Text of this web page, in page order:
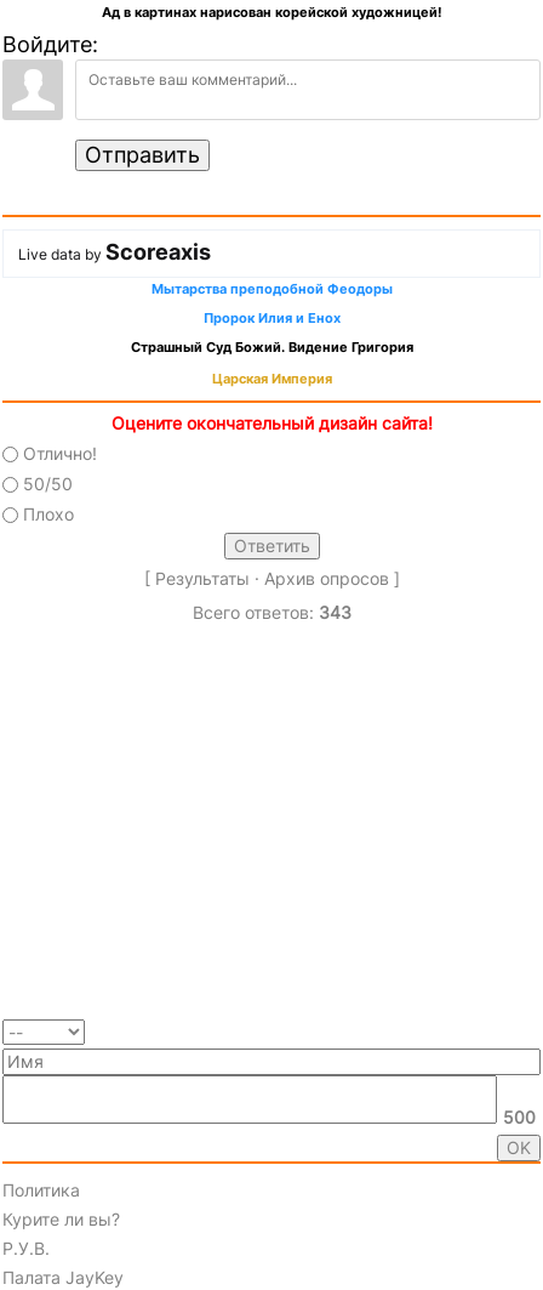
Ад в картинах нарисован корейской художницей!
Войдите:
Отправить
Live data by Scoreaxis
Мытарства преподобной Феодоры
Пророк Илия и Енох
Страшный Суд Божий. Видение Григория
Царская Империя
Оцените окончательный дизайн сайта!
Отлично!
50/50
Плохо
[ Результаты · Архив опросов ]
Всего ответов: 343
500
Политика
Курите ли вы?
Р.У.В.
Палата JayKey